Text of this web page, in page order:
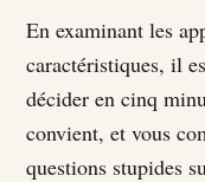
En examinant les
caractéristiques, il
décider en cinq
convient, et vous
questions stupides